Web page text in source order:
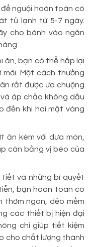
để nguội hoàn toàn có
tủ lạnh từ 5-7 ngày.
cho bánh vào ngăn
ăn, bạn có thể hấp lại
Một cách thưởng
rất được ưa chuộng
áp chảo không dầu
đến khi hai mặt vàng
kèm với dưa món,
cân bằng vị béo của
tiết và những bí quyết
bạn hoàn toàn có
ngon, dẻo mềm
các thiết bị hiện đại
chỉ giúp tiết kiệm
cho chất lượng thành